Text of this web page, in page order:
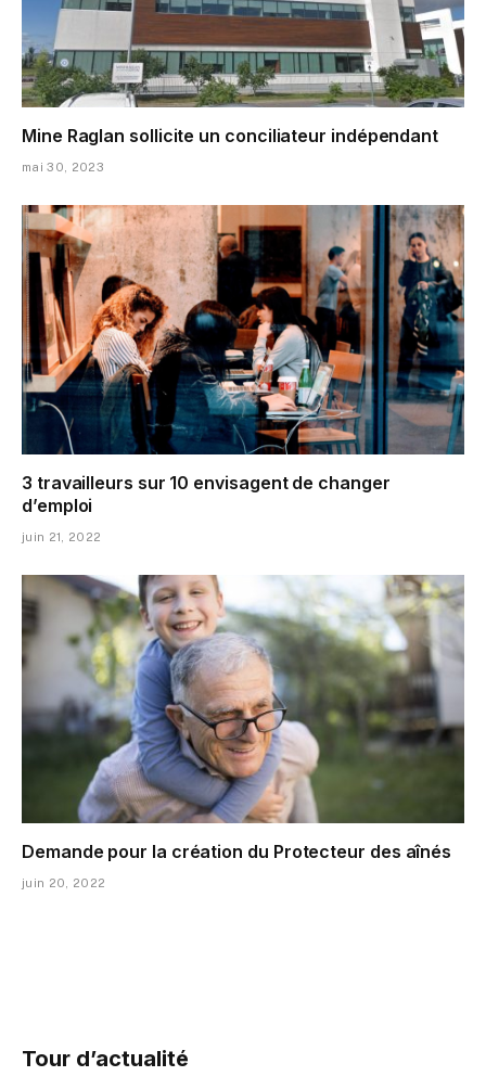
Mine Raglan sollicite un conciliateur indépendant
mai 30, 2023
3 travailleurs sur 10 envisagent de changer
d’emploi
juin 21, 2022
Demande pour la création du Protecteur des aînés
juin 20, 2022
Tour d’actualité